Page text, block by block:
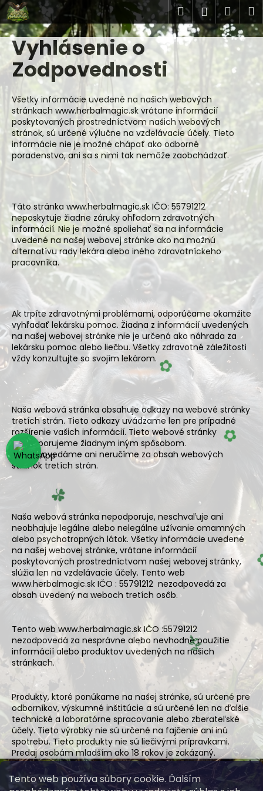
Tento web používa súbory cookie. Ďalším
Prejsť
na
obsah
Hľadať
košík
Vyhlásenie o
Zodpovednosti
Všetky informácie uvedené na našich webových
stránkach www.herbalmagic.sk vrátane informácií
poskytovaných prostredníctvom našich webových
stránok, sú určené výlučne na vzdelávacie účely. Tieto
informácie nie je možné chápať ako odborné
poradenstvo, ani sa s nimi tak nemôže zaobchádzať.
Táto stránka www.herbalmagic.sk IČO: 55791212
neposkytuje žiadne záruky ohľadom zdravotných
informácií. Nie je možné spoliehať sa na informácie
uvedené na našej webovej stránke ako na možnú
alternatívu rady lekára alebo iného zdravotníckeho
pracovníka.
Ak trpíte zdravotnými problémami, odporúčame okamžite
vyhľadať lekársku pomoc. Žiadna z informácií uvedených
na našej webovej stránke nie je určená ako náhrada za
lekársku pomoc alebo liečbu. Všetky zdravotné záležitosti
vždy konzultujte so svojím lekárom.
Naša webová stránka obsahuje odkazy na webové stránky
tretích strán. Tieto odkazy uvádzame len pre prípadné
rozšírenie vašich informácií. Tieto webové stránky
nepodporujeme žiadnym iným spôsobom.
Nezodpovedáme ani neručíme za obsah webových
stránok tretích strán.
Naša webová stránka nepodporuje, neschvaľuje ani
neobhajuje legálne alebo nelegálne užívanie omamných
alebo psychotropných látok. Všetky informácie uvedené
na našej webovej stránke, vrátane informácií
poskytovaných prostredníctvom našej webovej stránky,
slúžia len na vzdelávacie účely. Tento web
www.herbalmagic.sk IČO : 55791212 nezodpovedá za
obsah uvedený na weboch tretích osôb.
Tento web www.herbalmagic.sk IČO :55791212
nezodpovedá za nesprávne alebo nevhodné použitie
informácií alebo produktov uvedených na našich
stránkach.
Produkty, ktoré ponúkame na našej stránke, sú určené pre
odborníkov, výskumné inštitúcie a sú určené len na ďalšie
technické a laboratórne spracovanie alebo zberateľské
účely. Tieto výrobky nie sú určené na fajčenie ani inú
spotrebu. Tieto produkty nie sú liečivými prípravkami.
Predaj osobám mladším ako 18 rokov je zakázaný.
K
o
š
í
k
Späť
Späť
Č
o
p
o
t
r
e
j
e
t
e
n
s
ť
?
HĽADAŤ
✿
✿
🌿
☘️